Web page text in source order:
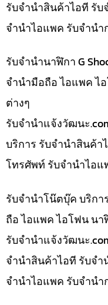
รับจำนำสินค้าไอที รั
จำนำไอแพค รับจำนำ
รับจำนำนาฬิกา G
จำนำมือถือ ไอแพค ไ
ต่างๆ
รับจํานําแจ้งวัฒนะ
บริการ รับจำนำสินค้า
โทรศัพท์ รับจำนำไอแ
รับจำนำโน๊ตบุ๊ค บริก
ถือ ไอแพค ไอโฟน น
รับจํานําแจ้งวัฒนะ
จำนำสินค้าไอที รับจ
จำนำไอแพค รับจำนำ